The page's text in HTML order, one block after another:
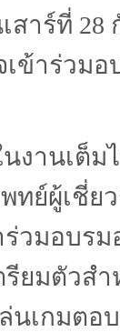
เสาร์ที่
ข้าร่วมอ
นงานเต็
ทย์ผู้เชี่
วมอบร
ยมตัวส
นเกมต